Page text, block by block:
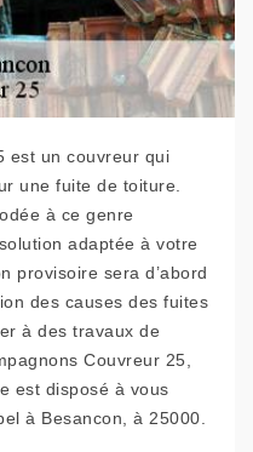
est un couvreur qui
une fuite de toiture.
à ce genre
adaptée à votre
provisoire sera d’abord
des causes des fuites
à des travaux de
Couvreur 25,
est disposé à vous
à Besancon, à 25000.